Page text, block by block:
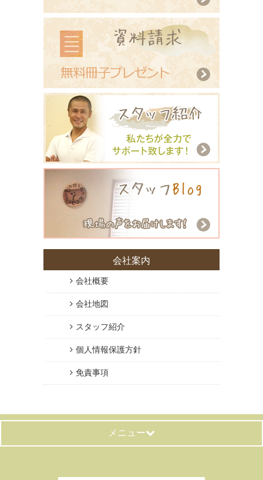
会社案内
会社概要
会社地図
スタッフ紹介
個人情報保護方針
免責事項
メニュー